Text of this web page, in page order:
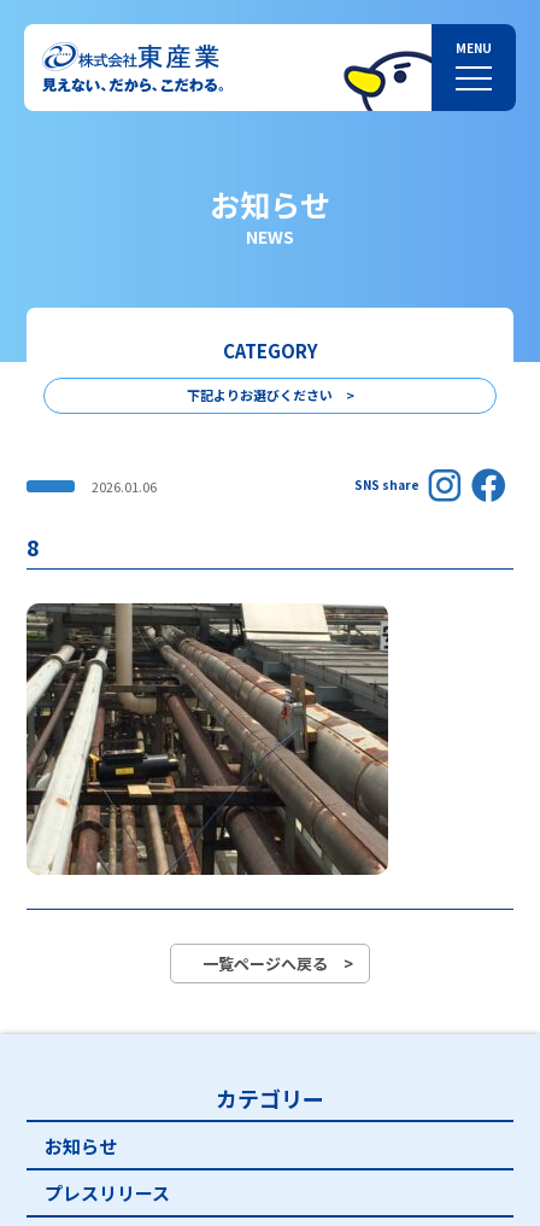
お知らせ
NEWS
CATEGORY
下記よりお選びください >
2026.01.06 SNS share
8
一覧ページへ戻る >
カテゴリー
お知らせ
プレスリリース